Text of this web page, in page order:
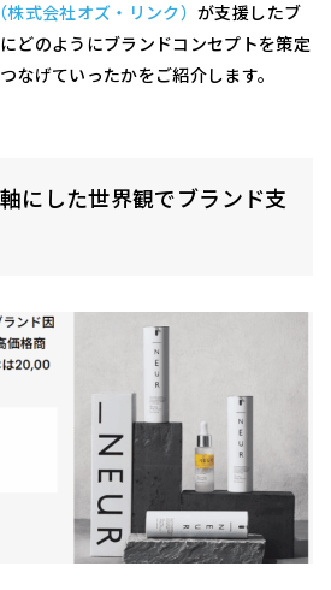
式会社オズ・リンク）が支援したブ
どのようにブランドコンセプトを策定
なげていったかをご紹介します。
軸にした世界観でブランド支